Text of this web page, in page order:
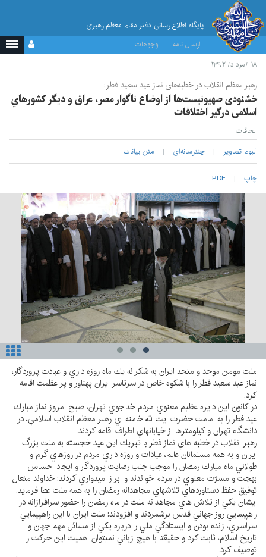
پایگاه اطلاع رسانی دفتر مقام معظم رهبری
ارسال نامه
وجوهات
۱۸ /مرداد/ ۱۳۹۲
رهبر معظم انقلاب در خطبه‌های نماز عید سعید فطر:
خشنودی صهيونيست‌ها از اوضاع ناگوار مصر، عراق و ديگر كشورهاي
اسلامی درگير اختلافات
الحاقات
آلبوم تصاویر
چندرسانه‌ای متن بیانات
چاپ PDF
ملت مومن موحد و متحد ايران به شكرانه يك ماه روزه داري و عبادت پروردگار،
نماز عيد سعيد فطر را با شكوه خاص در سرتاسر ايران پهناور و پر عظمت اقامه
كرد.
در كانون اين دايره عظيم معنوي مردم خداجوي تهران، صبح امروز نماز مبارك
عيد فطر را به امامت حضرت ايت الله خامنه اي رهبر معظم انقلاب اسلامي، در
دانشگاه تهران و كيلومترها از خيابانهاي اطراف اقامه كردند.
رهبر انقلاب در خطبه هاي نماز فطر با تبريك اين عيد خجسته به ملت بزرگ
ايران و به همه مسلمانان عالم، عبادات و روزه داري مردم در روزهاي گرم و
طولاني ماه مبارك رمضان را موجب جلب رضايت پروردگار و ايجاد احساس
بهجت و مسرّت معنوي در مردم خواندند و ابراز اميدواري كردند: خداوند متعال
توفيق حفظ دستاوردهاي تلاشهاي مجاهدانه رمضان را به همه ملت عطا فرمايد.
ايشان يكي از تلاش هاي مجاهدانه ملت در ماه رمضان را حضور سرافرازانه در
راهپيمايي روز جهاني قدس برشمردند و افزودند: ملت ايران با اين راهپيمايي
سراسري، زنده بودن و ايستادگي ملي را درباره يكي از مسائل مهم جهان و
تاريخ اسلام، ثابت كرد و حقيقتا با هيچ زباني نميتوان اهميت اين حركت را
توصيف كرد.